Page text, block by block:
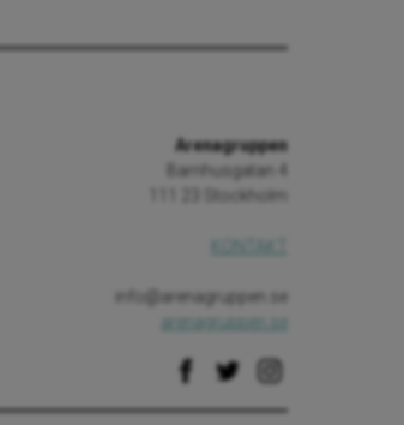
Arenagruppen
Barnhusgatan 4
111 23 Stockholm
info@arenagruppen.se
arenagruppen.se